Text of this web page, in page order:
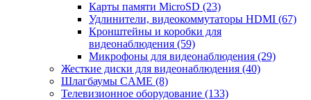
Карты памяти MicroSD (23)
Удлинители, видеокоммутаторы HDMI (67)
Кронштейны и коробки для
видеонаблюдения (59)
Микрофоны для видеонаблюдения (29)
Жесткие диски для видеонаблюдения (40)
Шлагбаумы CAME (8)
Телевизионное оборудование (133)